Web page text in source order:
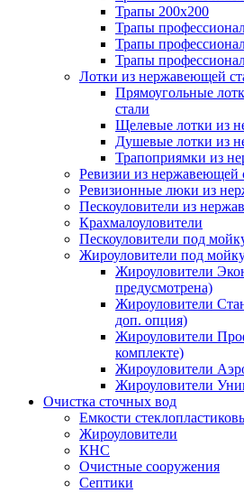
Трапы 200х200
Трапы
Трапы
Трапы
Лотки из нержавеющей
Прямоугольные
стали
Щелевые лотки из
Душевые лотки из
Трапоприямки из
Ревизии из нержавеющей
Ревизионные люки из
Пескоуловители из
Крахмалоуловители
Пескоуловители под
Жироуловители под
Жироуловители
предусмотрена)
Жироуловители
доп. опция)
Жироуловители
комплекте)
Жироуловители
Жироуловители
Очистка сточных вод
Емкости
Жироуловители
КНС
Очистные сооружения
Септики